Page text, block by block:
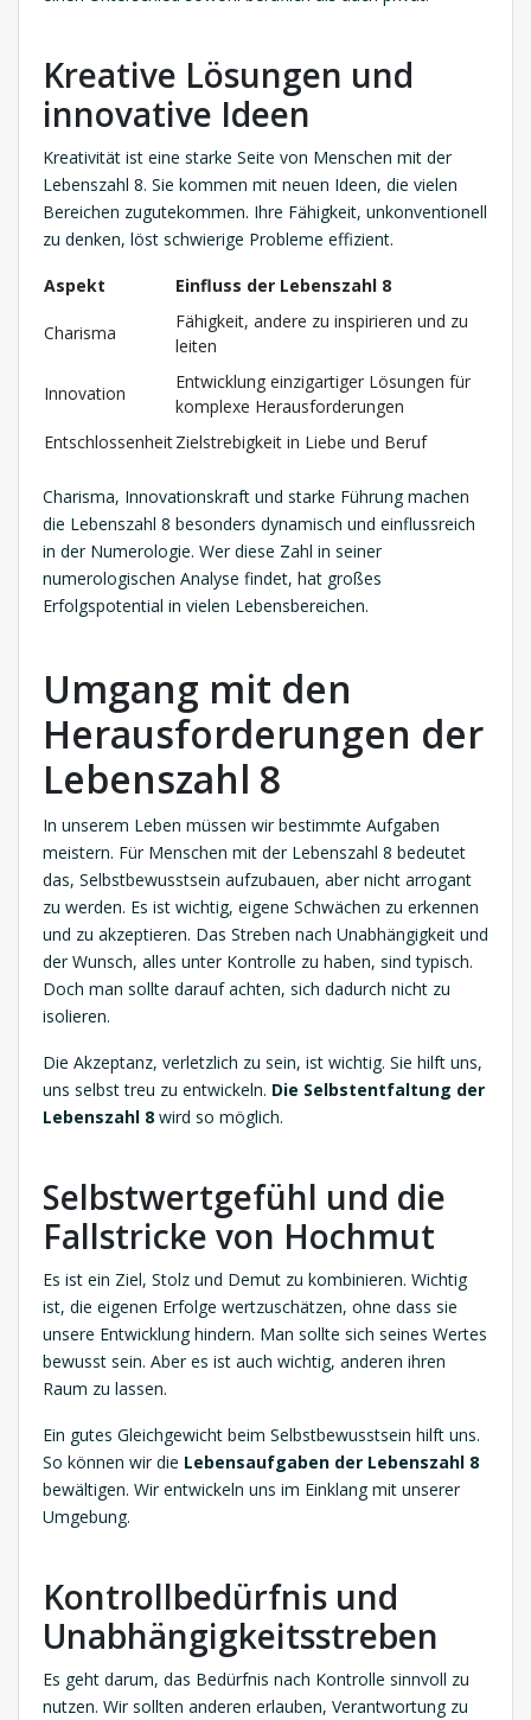
Kreative Lösungen und
innovative Ideen
Kreativität ist eine starke Seite von Menschen mit der
Lebenszahl 8. Sie kommen mit neuen Ideen, die vielen
Bereichen zugutekommen. Ihre Fähigkeit, unkonventionell
zu denken, löst schwierige Probleme effizient.
Aspekt Einfluss der Lebenszahl 8
Charisma
Fähigkeit, andere zu inspirieren und zu
leiten
Innovation
Entwicklung einzigartiger Lösungen für
komplexe Herausforderungen
EntschlossenheitZielstrebigkeit in Liebe und Beruf
Charisma, Innovationskraft und starke Führung machen
die Lebenszahl 8 besonders dynamisch und einflussreich
in der Numerologie. Wer diese Zahl in seiner
numerologischen Analyse findet, hat großes
Erfolgspotential in vielen Lebensbereichen.
Umgang mit den
Herausforderungen der
Lebenszahl 8
In unserem Leben müssen wir bestimmte Aufgaben
meistern. Für Menschen mit der Lebenszahl 8 bedeutet
das, Selbstbewusstsein aufzubauen, aber nicht arrogant
zu werden. Es ist wichtig, eigene Schwächen zu erkennen
und zu akzeptieren. Das Streben nach Unabhängigkeit und
der Wunsch, alles unter Kontrolle zu haben, sind typisch.
Doch man sollte darauf achten, sich dadurch nicht zu
isolieren.
Die Akzeptanz, verletzlich zu sein, ist wichtig. Sie hilft uns,
uns selbst treu zu entwickeln. Die Selbstentfaltung der
Lebenszahl 8 wird so möglich.
Selbstwertgefühl und die
Fallstricke von Hochmut
Es ist ein Ziel, Stolz und Demut zu kombinieren. Wichtig
ist, die eigenen Erfolge wertzuschätzen, ohne dass sie
unsere Entwicklung hindern. Man sollte sich seines Wertes
bewusst sein. Aber es ist auch wichtig, anderen ihren
Raum zu lassen.
Ein gutes Gleichgewicht beim Selbstbewusstsein hilft uns.
So können wir die Lebensaufgaben der Lebenszahl 8
bewältigen. Wir entwickeln uns im Einklang mit unserer
Umgebung.
Kontrollbedürfnis und
Unabhängigkeitsstreben
Es geht darum, das Bedürfnis nach Kontrolle sinnvoll zu
nutzen. Wir sollten anderen erlauben, Verantwortung zu